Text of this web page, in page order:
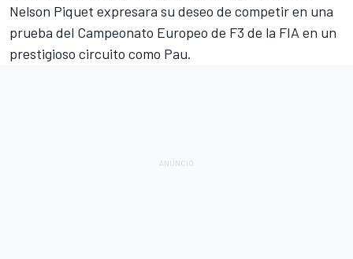
Nelson Piquet expresara su deseo de competir en una
prueba del Campeonato Europeo de F3 de la FIA en un
prestigioso circuito como Pau.